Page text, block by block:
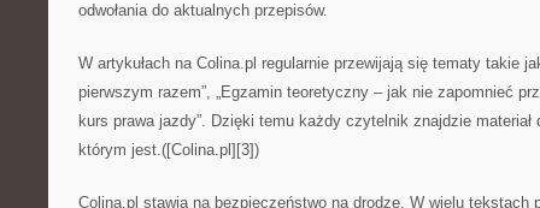
odwołania do aktualnych przepisów.
W artykułach na Colina.pl regularnie przewijają się tematy takie
pierwszym razem”, „Egzamin teoretyczny – jak nie zapomnieć
kurs prawa jazdy”. Dzięki temu każdy czytelnik znajdzie materiał
którym jest.([Colina.pl][3])
Colina.pl stawia na bezpieczeństwo na drodze. W wielu tekstach